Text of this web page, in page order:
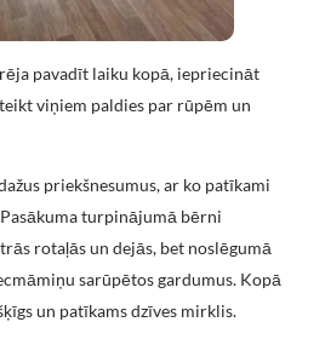
pavadīt laiku kopā, iepriecināt
viņiem paldies par rūpēm un
priekšnesumus, ar ko patīkami
turpinājumā bērni
rotaļās un dejās, bet noslēgumā
sarūpētos gardumus. Kopā
un patīkams dzīves mirklis.